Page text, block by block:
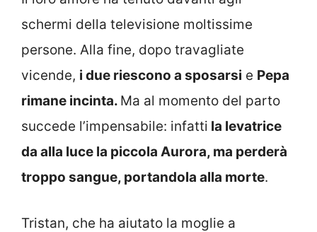
schermi della televisione moltissime
persone. Alla fine, dopo travagliate
vicende, i due riescono a sposarsi e Pepa
rimane incinta. Ma al momento del parto
succede l’impensabile: infatti la levatrice
da alla luce la piccola Aurora, ma perderà
troppo sangue, portandola alla morte.
Tristan, che ha aiutato la moglie a